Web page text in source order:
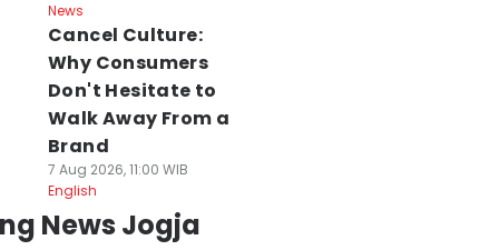
News
Cancel Culture:
Why Consumers
Don't Hesitate to
Walk Away From a
Brand
7 Aug 2026, 11:00 WIB
English
News Jogja